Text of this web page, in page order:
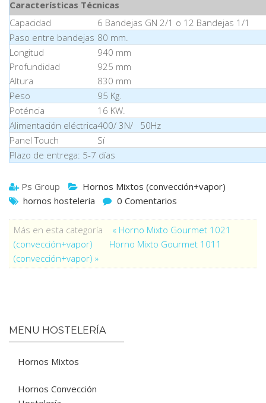
Características Técnicas
Capacidad
6 Bandejas GN 2/1 o 12 Bandejas 1/1
Paso entre bandejas 80 mm.
Longitud
Profundidad
Altura
940 mm
925 mm
830 mm
Peso
95 Kg.
Poténcia
16 KW.
Alimentación eléctrica400/ 3N/ 50Hz
Panel Touch
Sí
Plazo de entrega: 5-7 días
Ps Group
Hornos Mixtos (convección+vapor)
hornos hosteleria
0 Comentarios
Más en esta categoría
« Horno Mixto Gourmet 1021
(convección+vapor)
Horno Mixto Gourmet 1011
(convección+vapor) »
MENU HOSTELERÍA
Hornos Mixtos
Hornos Convección